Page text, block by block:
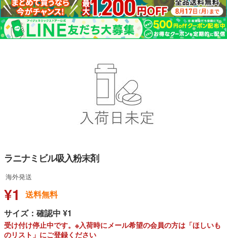
ラニナミビル吸入粉末剤
海外発送
¥1
送料無料
サイズ：確認中 ¥1
受け付け停止中です。※入荷時にメール希望の会員の方は「ほしいも
のリスト」にご登録ください